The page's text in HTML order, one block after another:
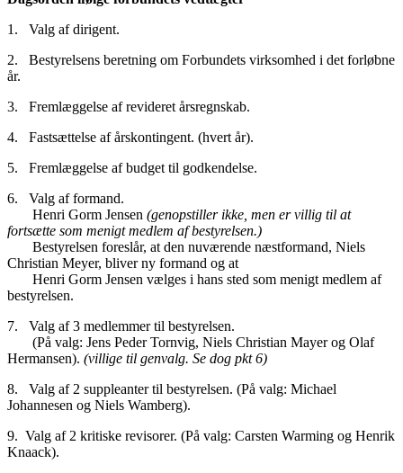
1. Valg af dirigent.
2. Bestyrelsens beretning om Forbundets virksomhed i det forløbne
år.
3. Fremlæggelse af revideret årsregnskab.
4. Fastsættelse af årskontingent. (hvert år).
5. Fremlæggelse af budget til godkendelse.
6. Valg af formand.
Henri Gorm Jensen (genopstiller ikke, men er villig til at
fortsætte som menigt medlem af bestyrelsen.)
Bestyrelsen foreslår, at den nuværende næstformand, Niels
Christian Meyer, bliver ny formand og at
Henri Gorm Jensen vælges i hans sted som menigt medlem af
bestyrelsen.
7. Valg af 3 medlemmer til bestyrelsen.
(På valg: Jens Peder Tornvig, Niels Christian Mayer og Olaf
Hermansen). (villige til genvalg. Se dog pkt 6)
8. Valg af 2 suppleanter til bestyrelsen. (På valg: Michael
Johannesen og Niels Wamberg).
9. Valg af 2 kritiske revisorer. (På valg: Carsten Warming og Henrik
Knaack).